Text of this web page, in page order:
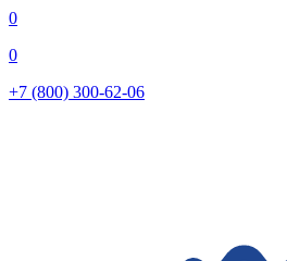
0
0
+7 (800) 300-62-06